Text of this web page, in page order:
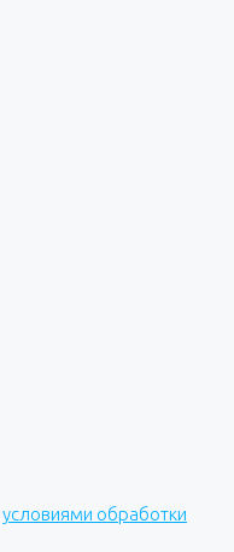
условиями обработки